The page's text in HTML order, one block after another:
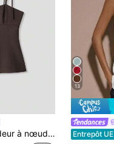
unie, mode minimaliste, convient pour l'été, marron
13
Entrepôt UE